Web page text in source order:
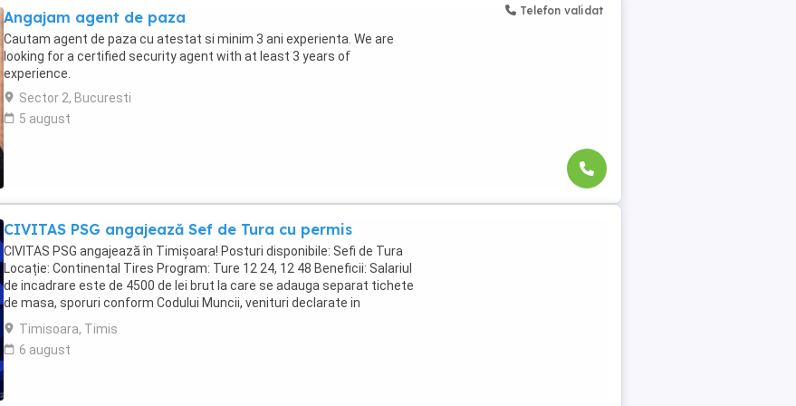
Angajam agent de paza
Cautam agent de paza cu atestat si minim 3 ani experienta. We are
looking for a certified security agent with at least 3 years of
experience.
Sector 2, Bucuresti
5 august
Telefon validat
CIVITAS PSG angajează Sef de Tura cu permis
CIVITAS PSG angajează în Timișoara! Posturi disponibile: Sefi de Tura
Locație: Continental Tires Program: Ture 12 24, 12 48 Beneficii: Salariul
de incadrare este de 4500 de lei brut la care se adauga separat tichete
de masa, sporuri conform Codului Muncii, venituri declarate in
totalitate ...
Timisoara, Timis
6 august